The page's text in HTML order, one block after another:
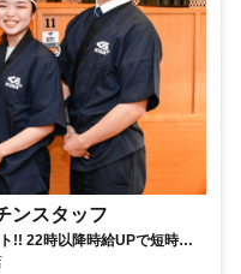
ンスタッフ
時間